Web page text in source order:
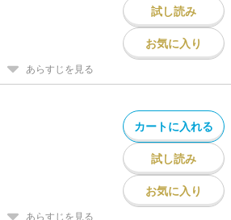
試し読み
お気に入り
あらすじを見る
カートに入れる
試し読み
お気に入り
あらすじを見る